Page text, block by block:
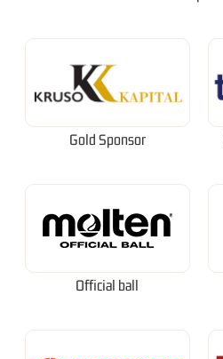
Gold Sponsor
Official ball